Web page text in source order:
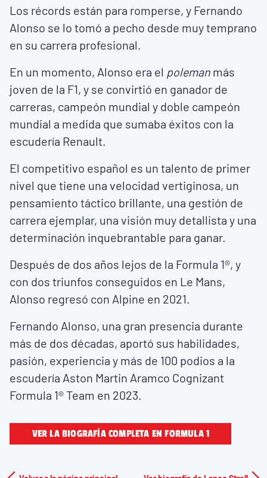
Los récords están para romperse, y Fernando
Alonso se lo tomó a pecho desde muy temprano
en su carrera profesional.
En un momento, Alonso era el poleman más
joven de la F1, y se convirtió en ganador de
carreras, campeón mundial y doble campeón
mundial a medida que sumaba éxitos con la
escudería Renault.
El competitivo español es un talento de primer
nivel que tiene una velocidad vertiginosa, un
pensamiento táctico brillante, una gestión de
carrera ejemplar, una visión muy detallista y una
determinación inquebrantable para ganar.
Después de dos años lejos de la Formula 1®, y
con dos triunfos conseguidos en Le Mans,
Alonso regresó con Alpine en 2021.
Fernando Alonso, una gran presencia durante
más de dos décadas, aportó sus habilidades,
pasión, experiencia y más de 100 podios a la
escudería Aston Martin Aramco Cognizant
Formula 1® Team en 2023.
VER LA BIOGRAFÍA COMPLETA EN FORMULA 1